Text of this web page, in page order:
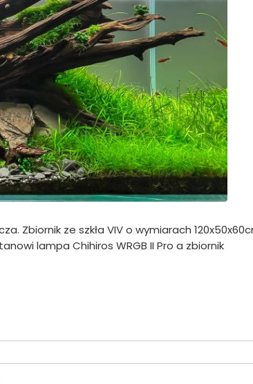
Zbiornik ze szkła VIV o wymiarach
lampa Chihiros WRGB II Pro a zbiornik